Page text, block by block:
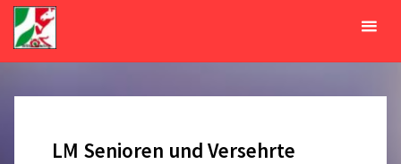
Zum
Inhalt
springenTag:
LM Senioren und Versehrte